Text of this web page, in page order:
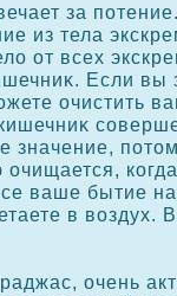
за
из тела
от всех
Если вы
очистить
значение,
ваше бытие
в воздух.
очень